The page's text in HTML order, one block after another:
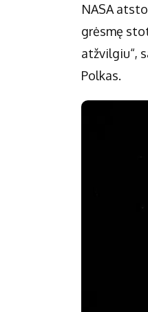
NASA
grėsmę
atžvilgiu“,
Polkas.